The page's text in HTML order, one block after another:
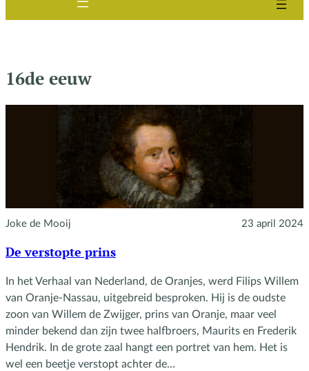
16de eeuw
Joke de Mooij 23 april 2024
De verstopte prins
In het Verhaal van Nederland, de Oranjes, werd Filips Willem
van Oranje-Nassau, uitgebreid besproken. Hij is de oudste
zoon van Willem de Zwijger, prins van Oranje, maar veel
minder bekend dan zijn twee halfbroers, Maurits en Frederik
Hendrik. In de grote zaal hangt een portret van hem. Het is
wel een beetje verstopt achter de…